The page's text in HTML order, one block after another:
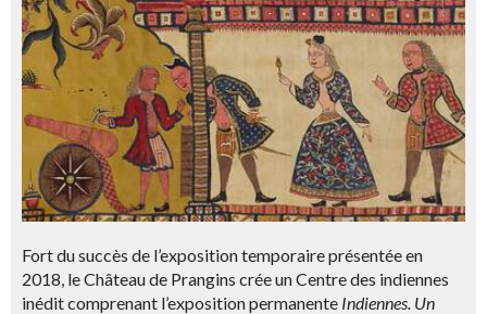
Fort du succès de l’exposition temporaire présentée en
2018, le Château de Prangins crée un Centre des indiennes
inédit comprenant l’exposition permanente Indiennes. Un